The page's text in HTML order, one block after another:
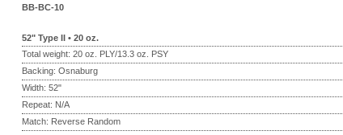
BB-BC-10
52" Type II • 20 oz.
Total weight: 20 oz. PLY/13.3 oz. PSY
Backing: Osnaburg
Width: 52"
Repeat: N/A
Match: Reverse Random